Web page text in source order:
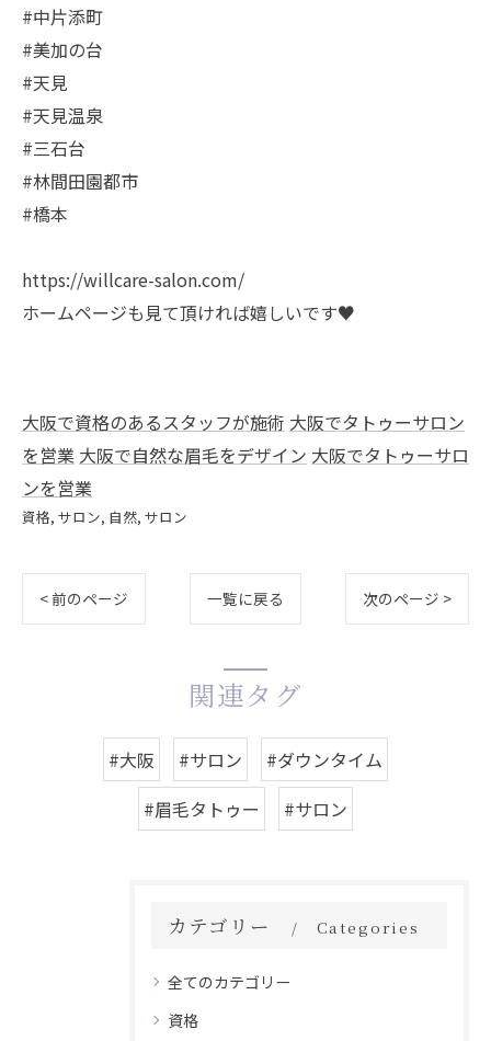
#中片添町
#美加の台
#天見
#天見温泉
#三石台
#林間田園都市
#橋本
https://willcare-salon.com/
ホームページも見て頂ければ嬉しいです♥️
大阪で資格のあるスタッフが施術 大阪でタトゥーサロン
を営業 大阪で自然な眉毛をデザイン 大阪でタトゥーサロ
ンを営業
資格 サロン 自然 サロン
< 前のページ 一覧に戻る 次のページ >
関連タグ
#大阪 #サロン
#ダウンタイム
#眉毛タトゥー
#サロン
カテゴリー Categories
全てのカテゴリー
資格